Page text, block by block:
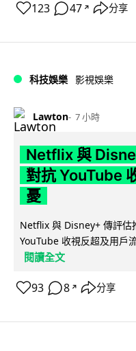
123 47 ↗ 分享
科技娛樂 影視娛樂
Lawton 7 小時
Netflix 與
對抗 YouTube
憂
Netflix 與 Disney+ 傳評估
YouTube 收視反超及用戶
閱讀全文
93 8 ↗ 分享